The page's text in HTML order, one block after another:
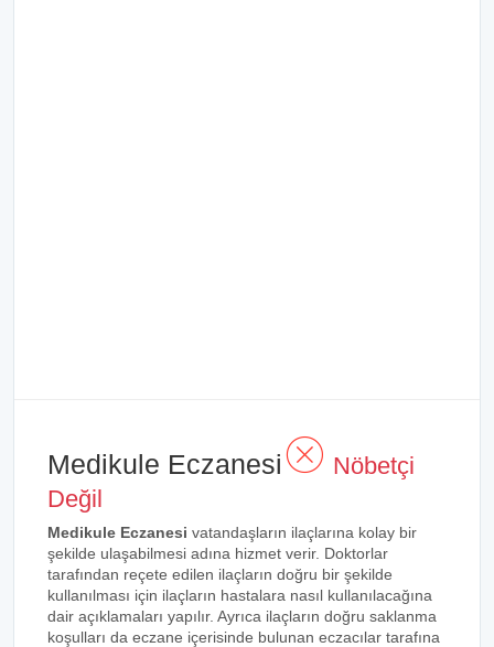
Medikule Eczanesi
Nöbetçi
Değil
Medikule Eczanesi vatandaşların ilaçlarına kolay bir
şekilde ulaşabilmesi adına hizmet verir. Doktorlar
tarafından reçete edilen ilaçların doğru bir şekilde
kullanılması için ilaçların hastalara nasıl kullanılacağına
dair açıklamaları yapılır. Ayrıca ilaçların doğru saklanma
koşulları da eczane içerisinde bulunan eczacılar tarafına